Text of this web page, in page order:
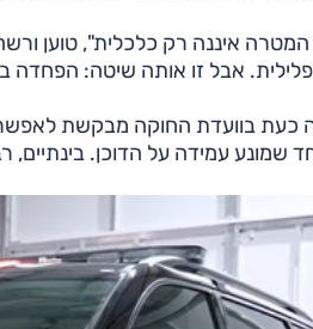
איננה רק כלכלית", טוען
אבל זו אותה שיטה: הפחדה
כעת בוועדת החוקה מבקשת לאפשר
עמידה על הדוכן. בינתיים,